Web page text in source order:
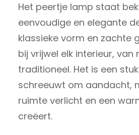
Het peertje lamp staat
eenvoudige en elegante
klassieke vorm en zachte
bij vrijwel elk interieur,
traditioneel. Het is een
schreeuwt om aandacht,
ruimte verlicht en een
creëert.